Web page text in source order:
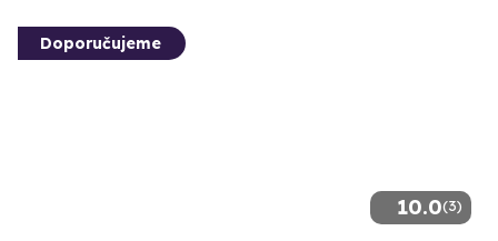
10.0(3)
Doporučujeme